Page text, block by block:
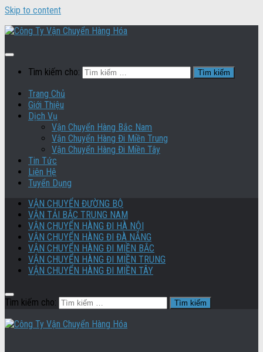
Skip to content
Tìm kiếm cho:
Trang Chủ
Giới Thiệu
Dịch Vụ
Vận Chuyển Hàng Bắc Nam
Vận Chuyển Hàng Đi Miền Trung
Vận Chuyển Hàng Đi Miền Tây
Tin Tức
Liên Hệ
Tuyển Dụng
VẬN CHUYỂN ĐƯỜNG BỘ
VẬN TẢI BẮC TRUNG NAM
VẬN CHUYỂN HÀNG ĐI HÀ NỘI
VẬN CHUYỂN HÀNG ĐI ĐÀ NẴNG
VẬN CHUYỂN HÀNG ĐI MIỀN BẮC
VẬN CHUYỂN HÀNG ĐI MIỀN TRUNG
VẬN CHUYỂN HÀNG ĐI MIỀN TÂY
Tìm kiếm cho: